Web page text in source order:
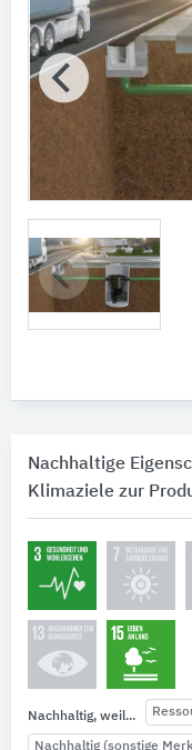
Nachhaltige
Klimaziele zur
Nachhaltig, weil...
Nachhaltig (sonstige